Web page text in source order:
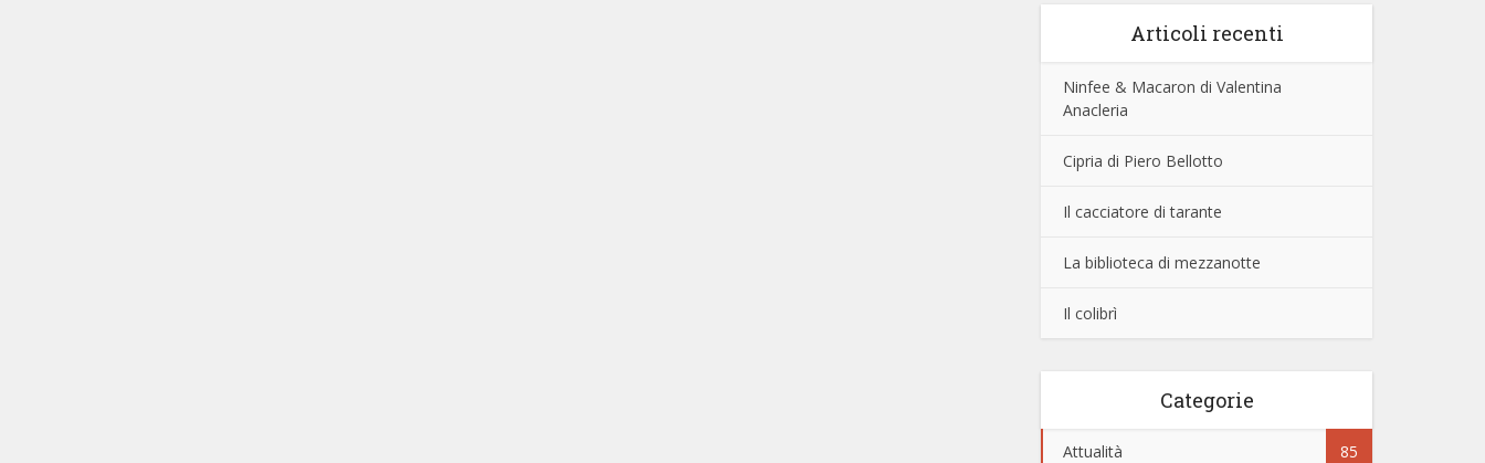
Articoli recenti
Ninfee & Macaron di Valentina
Anacleria
Cipria di Piero Bellotto
Il cacciatore di tarante
La biblioteca di mezzanotte
Il colibrì
Categorie
Attualità 85